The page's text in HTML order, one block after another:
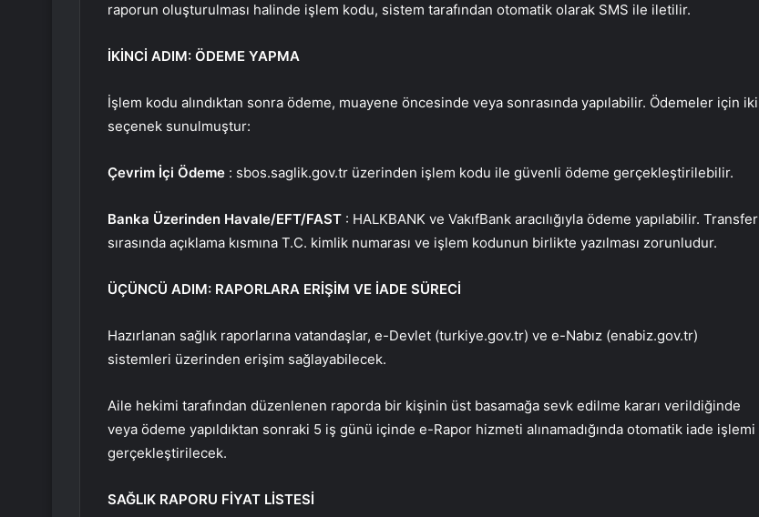
raporun oluşturulması halinde işlem kodu, sistem tarafından otomatik olarak SMS ile iletilir.
İKİNCİ ADIM: ÖDEME YAPMA
İşlem kodu alındıktan sonra ödeme, muayene öncesinde veya sonrasında yapılabilir. Ödemeler için iki
seçenek sunulmuştur:
Çevrim İçi Ödeme : sbos.saglik.gov.tr üzerinden işlem kodu ile güvenli ödeme gerçekleştirilebilir.
Banka Üzerinden Havale/EFT/FAST : HALKBANK ve VakıfBank aracılığıyla ödeme yapılabilir. Transfer
sırasında açıklama kısmına T.C. kimlik numarası ve işlem kodunun birlikte yazılması zorunludur.
ÜÇÜNCÜ ADIM: RAPORLARA ERİŞİM VE İADE SÜRECİ
Hazırlanan sağlık raporlarına vatandaşlar, e-Devlet (turkiye.gov.tr) ve e-Nabız (enabiz.gov.tr)
sistemleri üzerinden erişim sağlayabilecek.
Aile hekimi tarafından düzenlenen raporda bir kişinin üst basamağa sevk edilme kararı verildiğinde
veya ödeme yapıldıktan sonraki 5 iş günü içinde e-Rapor hizmeti alınamadığında otomatik iade işlemi
gerçekleştirilecek.
SAĞLIK RAPORU FİYAT LİSTESİ